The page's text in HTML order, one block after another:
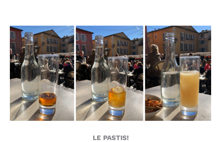
LE PASTIS!